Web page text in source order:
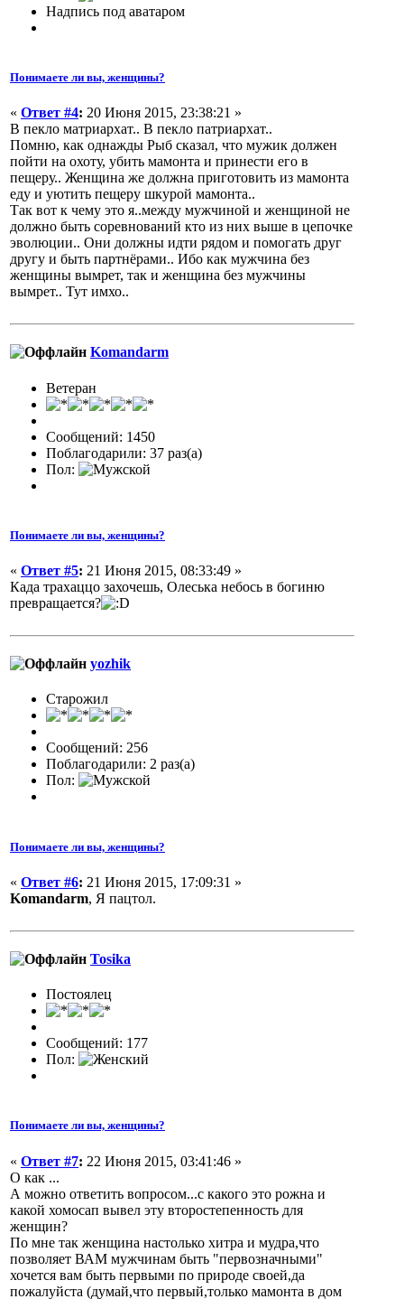
Надпись под аватаром
Понимаете ли вы, женщины?
« Ответ #4: 20 Июня 2015, 23:38:21 »
В пекло матриархат.. В пекло патриархат..
Помню, как однажды Рыб сказал, что мужик должен
пойти на охоту, убить мамонта и принести его в
пещеру.. Женщина же должна приготовить из мамонта
еду и уютить пещеру шкурой мамонта..
Так вот к чему это я..между мужчиной и женщиной не
должно быть соревнований кто из них выше в цепочке
эволюции.. Они должны идти рядом и помогать друг
другу и быть партнёрами.. Ибо как мужчина без
женщины вымрет, так и женщина без мужчины
вымрет.. Тут имхо..
Komandarm
Ветеран
Сообщений: 1450
Поблагодарили: 37 раз(а)
Пол:
Понимаете ли вы, женщины?
« Ответ #5: 21 Июня 2015, 08:33:49 »
Када трахаццо захочешь, Олеська небось в богиню
превращается?
yozhik
Старожил
Сообщений: 256
Поблагодарили: 2 раз(а)
Пол:
Понимаете ли вы, женщины?
« Ответ #6: 21 Июня 2015, 17:09:31 »
Komandarm, Я пацтол.
Tosika
Постоялец
Сообщений: 177
Пол:
Понимаете ли вы, женщины?
« Ответ #7: 22 Июня 2015, 03:41:46 »
О как ...
А можно ответить вопросом...с какого это рожна и
какой хомосап вывел эту второстепенность для
женщин?
По мне так женщина настолько хитра и мудра,что
позволяет ВАМ мужчинам быть "первозначными"
хочется вам быть первыми по природе своей,да
пожалуйста (думай,что первый,только мамонта в дом